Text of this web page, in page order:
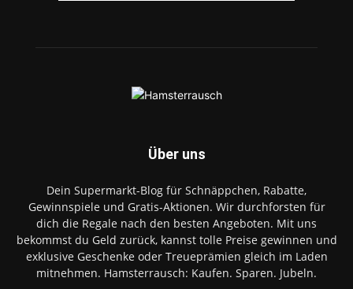
Über uns
Dein Supermarkt-Blog für Schnäppchen, Rabatte,
Gewinnspiele und Gratis-Aktionen. Wir durchforsten für
dich die Regale nach den besten Angeboten. Mit uns
bekommst du Geld zurück, kannst tolle Preise gewinnen und
exklusive Geschenke oder Treueprämien gleich im Laden
mitnehmen. Hamsterrausch: Kaufen. Sparen. Jubeln.